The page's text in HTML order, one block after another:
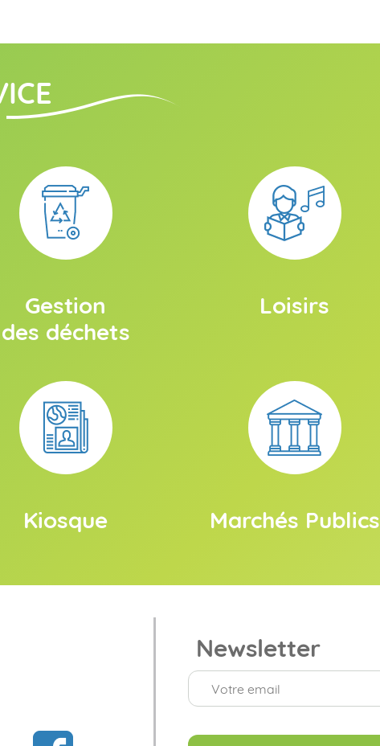
Gestion
des déchets
Loisirs
Kiosque Marchés Publics
Newsletter